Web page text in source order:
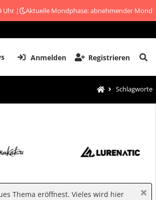
Uhr | Aktuelle Mondphase: abnehmender Mond
Anmelden Registrieren
Schlagworte
Thema eröffnest. Vieles wird hier